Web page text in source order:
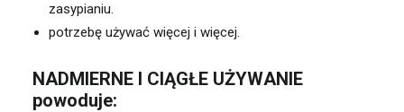
zasypianiu.
potrzebę używać więcej i więcej.
NADMIERNE I CIĄGŁE UŻYWANIE
powoduje: